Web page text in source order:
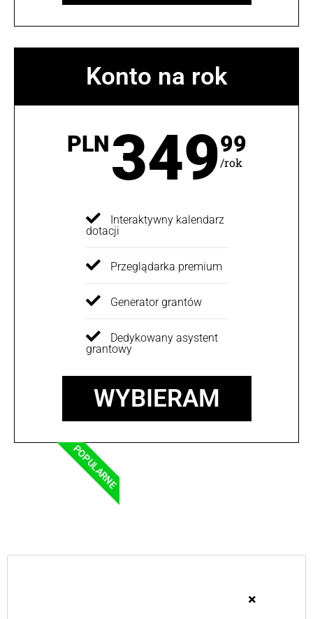
Konto na rok
PLN34999
/rok
Interaktywny kalendarz
dotacji
Przeglądarka premium
Generator grantów
Dedykowany asystent
grantowy
WYBIERAM
POPULARNE
×